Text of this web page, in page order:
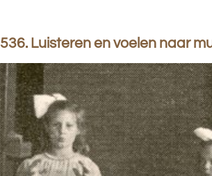
536. Luisteren en voelen naar